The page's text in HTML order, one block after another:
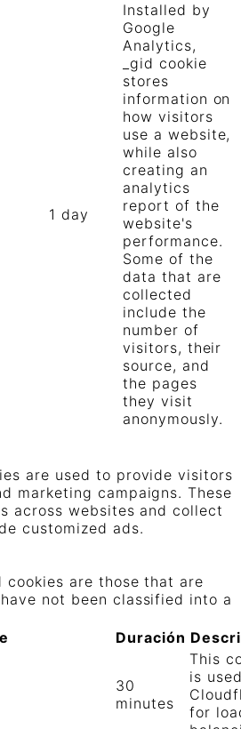
1 day
Installed by
Google
Analytics,
_gid cookie
stores
information on
how visitors
use a website,
while also
creating an
analytics
report of the
website's
performance.
Some of the
data that are
collected
include the
number of
visitors, their
source, and
the pages
they visit
anonymously.
are used to provide visitors
marketing campaigns. These
across websites and collect
customized ads.
cookies are those that are
not been classified into a
Duración
30
minutes
This
is
for